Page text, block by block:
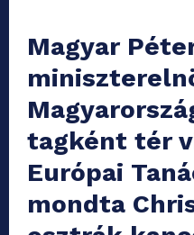
Magyar
tagként tér
Európai
mondta